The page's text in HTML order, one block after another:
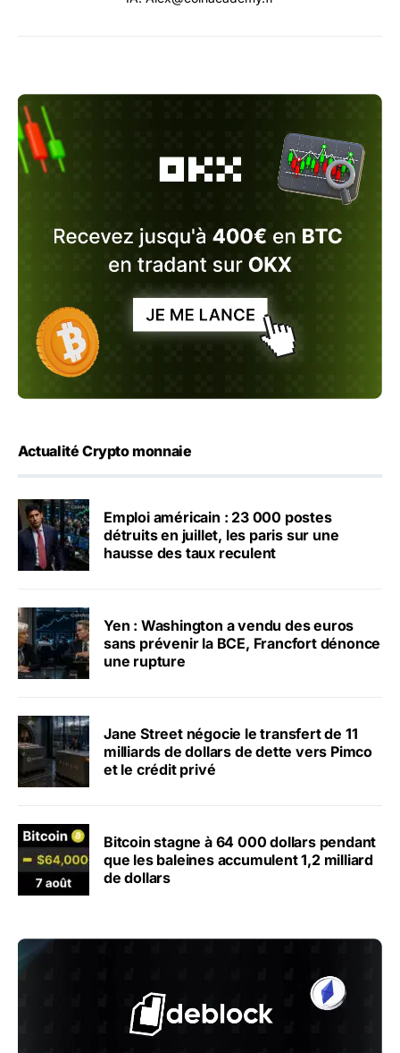
Actualité Crypto monnaie
Emploi américain : 23 000 postes
détruits en juillet, les paris sur une
hausse des taux reculent
Yen : Washington a vendu des euros
sans prévenir la BCE, Francfort dénonce
une rupture
Jane Street négocie le transfert de 11
milliards de dollars de dette vers Pimco
et le crédit privé
Bitcoin stagne à 64 000 dollars pendant
que les baleines accumulent 1,2 milliard
de dollars